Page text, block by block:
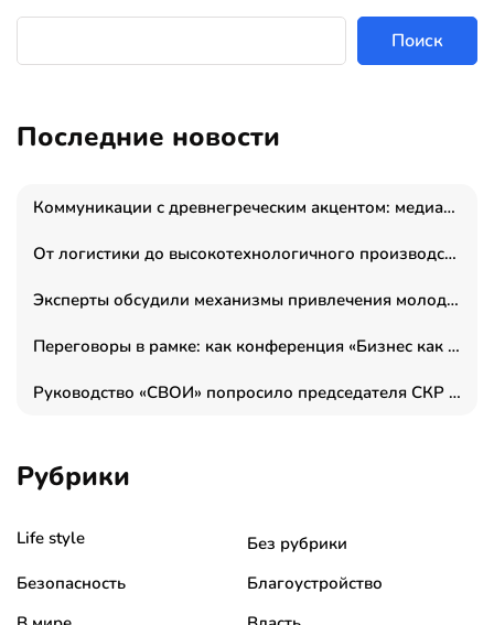
Поиск
Последние новости
Коммуникации с древнегреческим акцентом: медиаменеджер и журналист Владимир Дергачев запустил коммуникационное агентство «Сократ 2.0»
От логистики до высокотехнологичного производства: как основатель “гагаринга” выстраивает экосистему безопасности и гражданских БПЛА
Эксперты обсудили механизмы привлечения молодых специалистов в промышленные города
Переговоры в рамке: как конференция «Бизнес как искусство» переформатирует деловой этикет в стенах ТПП РФ
Руководство «СВОИ» попросило председателя СКР дать правовую оценку обысков в тыловом штабе
Рубрики
Life style
Без рубрики
Безопасность
Благоустройство